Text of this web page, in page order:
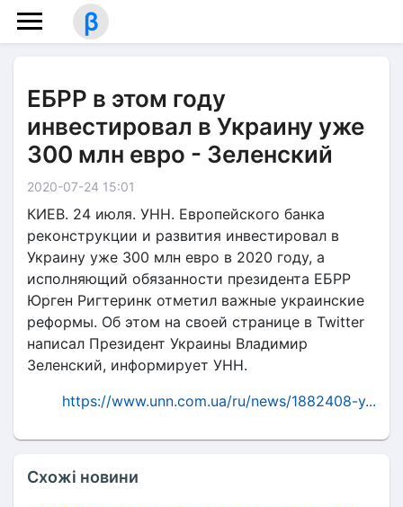
β
ЕБРР в этом году
инвестировал в Украину уже
300 млн евро - Зеленский
2020-07-24 15:01
КИЕВ. 24 июля. УНН. Европейского банка
реконструкции и развития инвестировал в
Украину уже 300 млн евро в 2020 году, а
исполняющий обязанности президента ЕБРР
Юрген Ригтеринк отметил важные украинские
реформы. Об этом на своей странице в Twitter
написал Президент Украины Владимир
Зеленский, информирует УНН.
https://www.unn.com.ua/ru/news/1882408-y...
Схожі новини